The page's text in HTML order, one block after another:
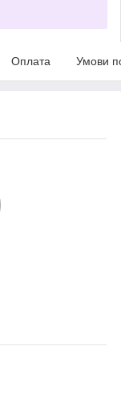
Оплата Умови